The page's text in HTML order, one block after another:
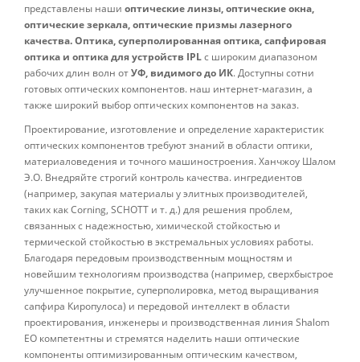
представлены наши оптические линзы, оптические окна,
оптические зеркала, оптические призмы лазерного
качества. Оптика, суперполированная оптика, сапфировая
оптика и оптика для устройств IPLс широким диапазоном
рабочих длин волн отУФ, видимого до ИК. Доступны сотни
готовых оптических компонентов. наш интернет-магазин, а
также широкий выбор оптических компонентов на заказ.
Проектирование, изготовление и определение характеристик
оптических компонентов требуют знаний в области оптики,
материаловедения и точного машиностроения. Ханчжоу Шалом
Э.О. Внедряйте строгий контроль качества. ингредиентов
(например, закупая материалы у элитных производителей,
таких как Corning, SCHOTT и т. д.) для решения проблем,
связанных с надежностью, химической стойкостью и
термической стойкостью в экстремальных условиях работы.
Благодаря передовым производственным мощностям и
новейшим технологиям производства (например, сверхбыстрое
улучшенное покрытие, суперполировка, метод выращивания
сапфира Киропулоса) и передовой интеллект в области
проектирования, инженеры и производственная линия Shalom
EO компетентны и стремятся наделить наши оптические
компоненты оптимизированным оптическим качеством,